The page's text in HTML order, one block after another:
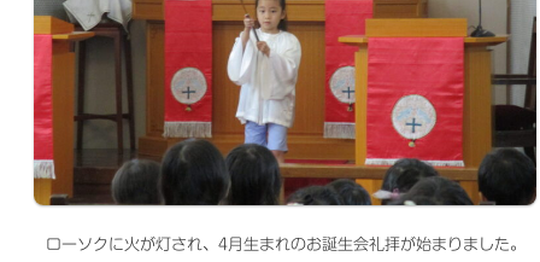
ローソクに火が灯され、4月生まれのお誕生会礼拝が始まりました。